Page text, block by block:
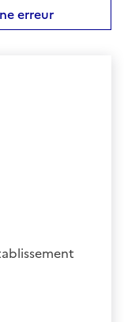
erreur